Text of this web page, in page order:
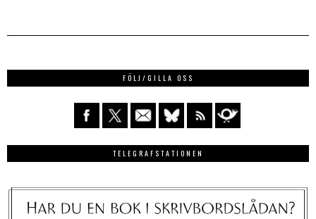
FÖLJ/GILLA OSS
TELEGRAFSTATIONEN